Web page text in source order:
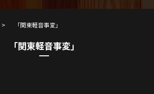
「関東軽音事変」
「関東軽音事変」